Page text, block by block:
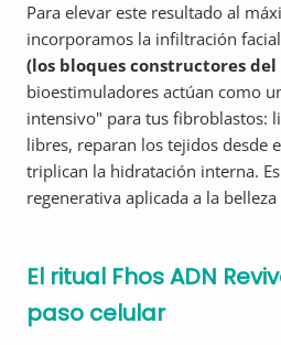
Para elevar este resultado al
incorporamos la infiltración
(los bloques constructores del
bioestimuladores actúan como
intensivo" para tus fibroblastos:
libres, reparan los tejidos desde
triplican la hidratación interna.
regenerativa aplicada a la
El ritual Fhos ADN
paso celular